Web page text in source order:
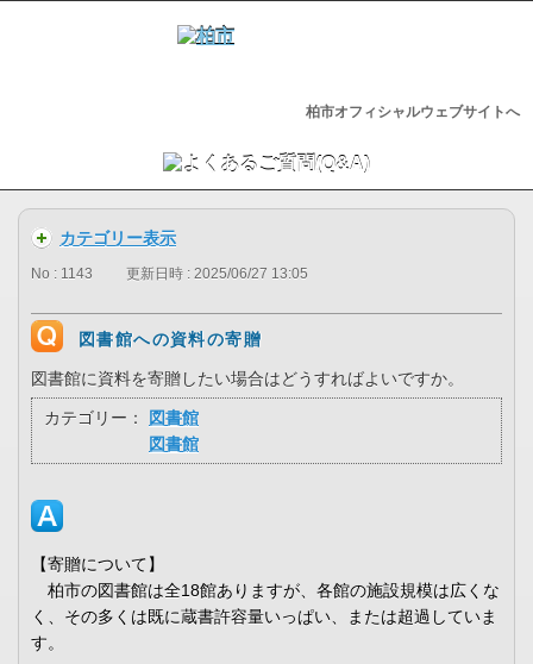
柏市オフィシャルウェブサイトへ
カテゴリー表示
No : 1143 更新日時 : 2025/06/27 13:05
図書館への資料の寄贈
図書館に資料を寄贈したい場合はどうすればよいですか。
カテゴリー：
図書館
図書館
【寄贈について】
柏市の図書館は全18館ありますが、各館の施設規模は広くな
く、その多くは既に蔵書許容量いっぱい、または超過していま
す。